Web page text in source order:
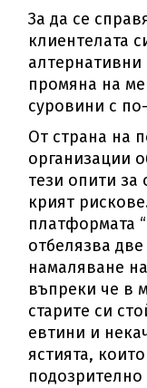
За да се
клиентелата
промяна на
суровини с
От страна на
организации
тези опити за
крият
платформата
отбелязва
намаляване
въпреки че в
старите си
евтини и
ястията,